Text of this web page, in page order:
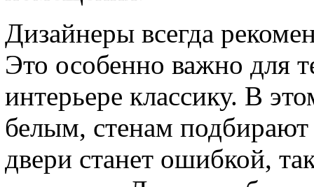
Дизайнеры всегда
Это особенно важно для
интерьере классику. В
белым, стенам
двери станет ошибкой,